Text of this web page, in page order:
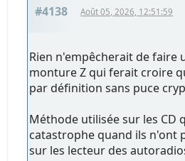
#4138 Août 05, 2026, 12:51:59
Rien n'empêcherait de faire
monture Z qui ferait croire
par définition sans puce
Méthode utilisée sur les CD
catastrophe quand ils n'ont
sur les lecteur des